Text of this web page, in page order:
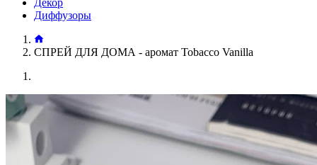
Декор
Диффузоры
СПРЕЙ ДЛЯ ДОМА - аромат Tobacco Vanilla